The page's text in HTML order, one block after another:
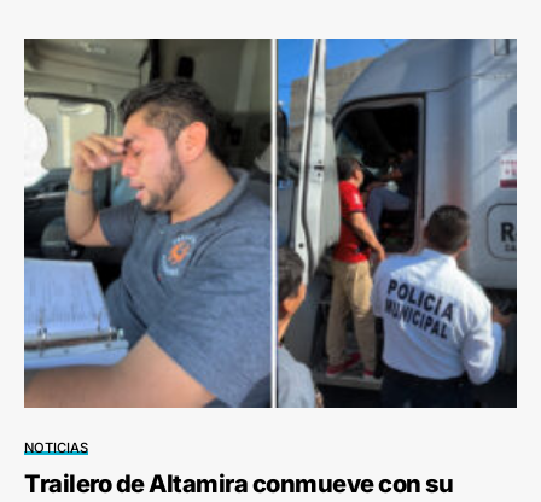
NOTICIAS
Trailero de Altamira conmueve con su